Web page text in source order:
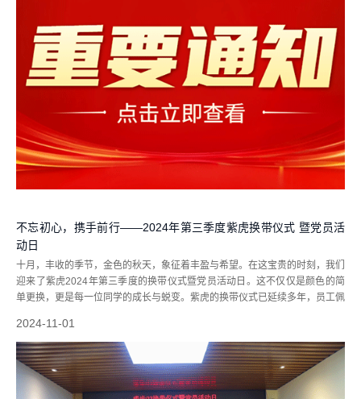
不忘初心，携手前行——2024年第三季度紫虎换带仪式 暨党员活
动日
十月，丰收的季节，金色的秋天，象征着丰盈与希望。在这宝贵的时刻，我们
迎来了紫虎2024年第三季度的换带仪式暨党员活动日。这不仅仅是颜色的简
单更换，更是每一位同学的成长与蜕变。紫虎的换带仪式已延续多年，员工佩
是一场关于成长与蜕变的仪式，...
2024-11-01